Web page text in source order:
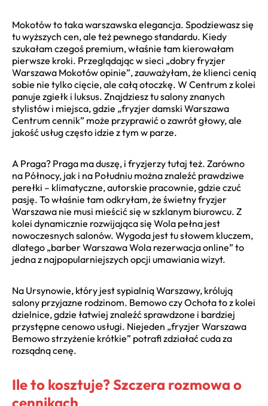
Mokotów to taka warszawska elegancja. Spodziewasz się
tu wyższych cen, ale też pewnego standardu. Kiedy
szukałam czegoś premium, właśnie tam kierowałam
pierwsze kroki. Przeglądając w sieci „dobry fryzjer
Warszawa Mokotów opinie”, zauważyłam, że klienci cenią
sobie nie tylko cięcie, ale całą otoczkę. W Centrum z kolei
panuje zgiełk i luksus. Znajdziesz tu salony znanych
stylistów i miejsca, gdzie „fryzjer damski Warszawa
Centrum cennik” może przyprawić o zawrót głowy, ale
jakość usług często idzie z tym w parze.
A Praga? Praga ma duszę, i fryzjerzy tutaj też. Zarówno
na Północy, jak i na Południu można znaleźć prawdziwe
perełki – klimatyczne, autorskie pracownie, gdzie czuć
pasję. To właśnie tam odkryłam, że świetny fryzjer
Warszawa nie musi mieścić się w szklanym biurowcu. Z
kolei dynamicznie rozwijająca się Wola pełna jest
nowoczesnych salonów. Wygoda jest tu słowem kluczem,
dlatego „barber Warszawa Wola rezerwacja online” to
jedna z najpopularniejszych opcji umawiania wizyt.
Na Ursynowie, który jest sypialnią Warszawy, królują
salony przyjazne rodzinom. Bemowo czy Ochota to z kolei
dzielnice, gdzie łatwiej znaleźć sprawdzone i bardziej
przystępne cenowo usługi. Niejeden „fryzjer Warszawa
Bemowo strzyżenie krótkie” potrafi zdziałać cuda za
rozsądną cenę.
Ile to kosztuje? Szczera rozmowa o
cennikach